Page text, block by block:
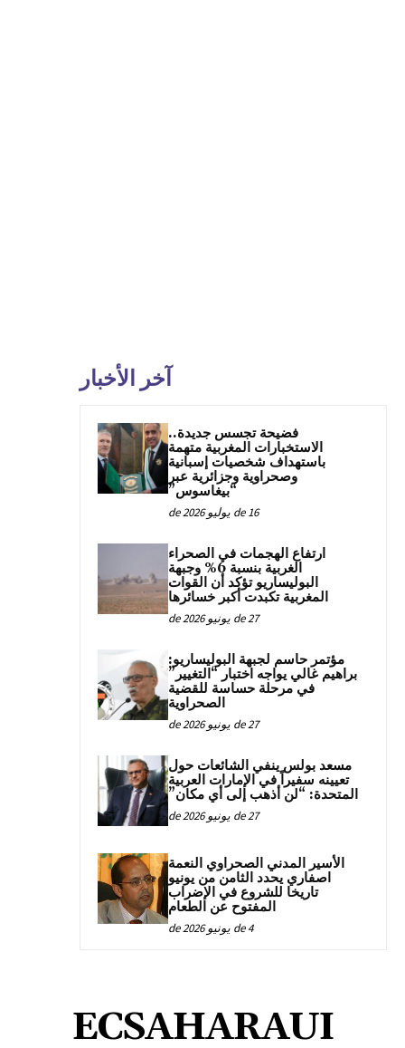
آخر الأخبار
فضيحة تجسس جديدة..
الاستخبارات المغربية متهمة
باستهداف شخصيات إسبانية
وصحراوية وجزائرية عبر
“بيغاسوس”
16 de يوليو de 2026
ارتفاع الهجمات في الصحراء
الغربية بنسبة 6% وجبهة
البوليساريو تؤكد أن القوات
المغربية تكبدت أكبر خسائرها
27 de يونيو de 2026
مؤتمر حاسم لجبهة البوليساريو:
براهيم غالي يواجه اختبار “التغيير”
في مرحلة حساسة للقضية
الصحراوية
27 de يونيو de 2026
مسعد بولس ينفي الشائعات حول
تعيينه سفيراً في الإمارات العربية
المتحدة: “لن أذهب إلى أي مكان”
27 de يونيو de 2026
الأسير المدني الصحراوي النعمة
اصفاري يحدد الثامن من يونيو
تاريخا للشروع في الإضراب
المفتوح عن الطعام
4 de يونيو de 2026
ECSAHARAUI